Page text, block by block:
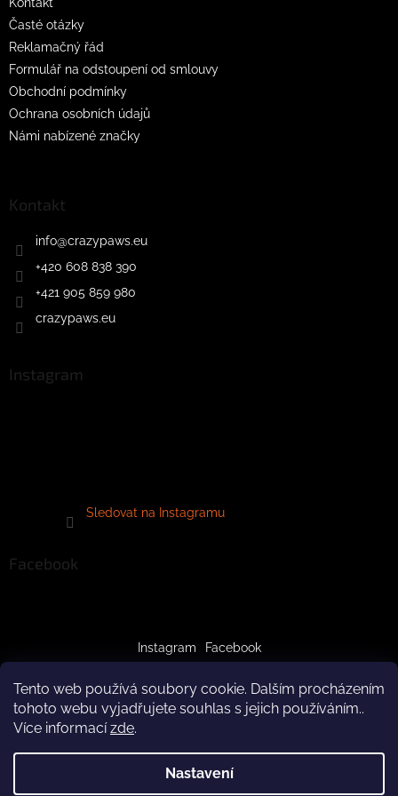
Tento web používá soubory cookie. Dalším procházením
tohoto webu vyjadřujete souhlas s jejich používáním..
Více informacízde.
Nastavení
Kontakt
Časté otázky
Reklamačný řád
Formulář na odstoupení od smlouvy
Obchodní podmínky
Ochrana osobních údajů
Námi nabízené značky
Kontakt
info@crazypaws.eu
+420 608 838 390
+421 905 859 980
crazypaws.eu
Instagram
Sledovat na Instagramu
Facebook
Instagram Facebook